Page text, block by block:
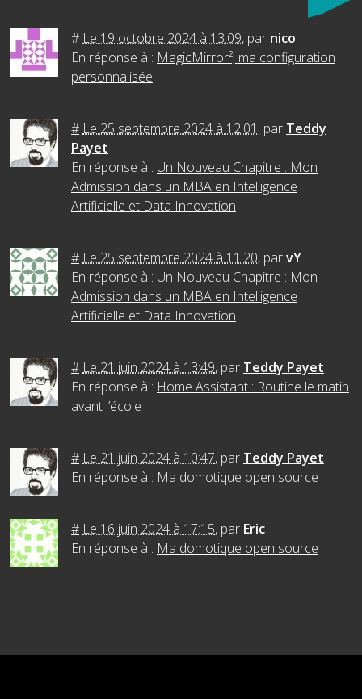
# Le 19 octobre 2024 à 13:09, par nico
En réponse à : MagicMirror², ma configuration
personnalisée
# Le 25 septembre 2024 à 12:01 , par Teddy
Payet
En réponse à : Un Nouveau Chapitre : Mon
Admission dans un MBA en Intelligence
Artificielle et Data Innovation
# Le 25 septembre 2024 à 11:20, parvY
En réponse à : Un Nouveau Chapitre : Mon
Admission dans un MBA en Intelligence
Artificielle et Data Innovation
# Le 21 juin 2024 à 13:49, par Teddy Payet
En réponse à : Home Assistant : Routine le matin
avant l’école
# Le 21 juin 2024 à 10:47, par Teddy Payet
En réponse à : Ma domotique open source
# Le 16 juin 2024 à 17:15, par Eric
En réponse à : Ma domotique open source